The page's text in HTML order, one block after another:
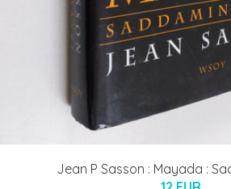
Jean P Sasson : Mayada :